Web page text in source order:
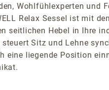
Wohlfühlexperten und
Relax Sessel ist mit
seitlichen Hebel in Ihre
Sitz und Lehne
eine liegende Position